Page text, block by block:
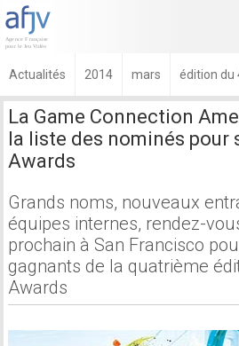
Actualités 2014 mars édition du
La Game Connection
la liste des nominés pour
Awards
Grands noms, nouveaux
équipes internes, rendez-
prochain à San Francisco
gagnants de la quatrième
Awards